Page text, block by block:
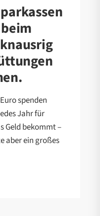
spenden
Jahr für
Geld bekommt –
aber ein großes